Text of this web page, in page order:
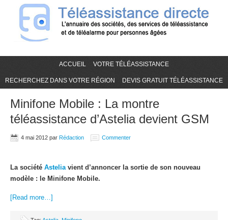
ACCUEIL VOTRE TÉLÉASSISTANCE
RECHERCHEZ DANS VOTRE RÉGION DEVIS GRATUIT TÉLÉASSISTANCE
Minifone Mobile : La montre
téléassistance d’Astelia devient GSM
4 mai 2012 par Rédaction Commenter
La société Asteliavient d’annoncer la sortie de son nouveau
modèle : le Minifone Mobile.
[Read more…]